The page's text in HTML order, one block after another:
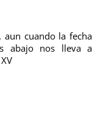
aun cuando la fecha
abajo nos lleva a